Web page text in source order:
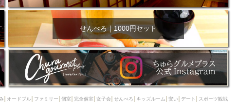
ビアガーデン 天ぷら
時間無制飲み放題
ンタイン 立ち飲み 5000円以上コース 地中海料理
鍋
ヒ 割烹 女性専用トイレあり
入店１時間が安い
(もつ) 炭火焼 ペイディ（給料日）
野菜巻き串
べ放題 動物カフェ＆バー 屋富祖地区
ジンギスカン
スニック 熱燗 生け簀 獺祭 イタリアン
古島駅周辺
しゃぶしゃぶ パクチー 炉端焼き
ふぐ料理
せんべろ｜1000円セット
オードブル ファミリー 個室 完全個室 女子会 せんべろ キッズルーム 安い デート
スポーツ観戦